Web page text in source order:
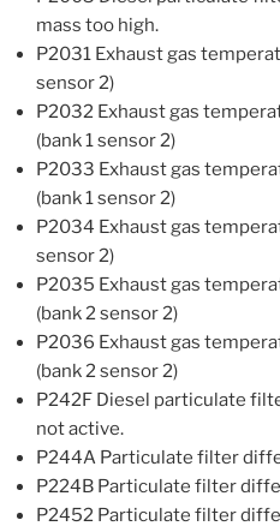
mass too high.
P2031 Exhaust gas
sensor 2)
P2032 Exhaust gas
(bank 1 sensor 2)
P2033 Exhaust gas
(bank 1 sensor 2)
P2034 Exhaust gas
sensor 2)
P2035 Exhaust gas
(bank 2 sensor 2)
P2036 Exhaust gas
(bank 2 sensor 2)
P242F Diesel particulate
not active.
P244A Particulate filter
P224B Particulate filter
P2452 Particulate filter